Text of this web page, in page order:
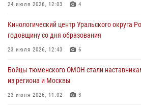
05 августа 2026, 09:56
Военнослужащие Росгвардии сбили дрон-
направлении
05 августа 2026, 05:35
Стальной характер продемонстрировали
масштабных спортивных событий на Урале
05 августа 2026, 05:22
24 июля 2026, 12:03 4
Кинологический центр Уральского округа
годовщину со дня образования
23 июля 2026, 12:43 6
Бойцы тюменского ОМОН стали
из региона и Москвы
23 июля 2026, 11:02 3